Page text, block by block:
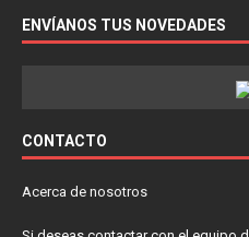
ENVÍANOS TUS NOVEDADES
CONTACTO
Acerca de nosotros